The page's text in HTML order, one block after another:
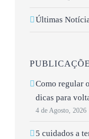
Últimas
Como regular
dicas para
4 de Agosto, 2026
5 cuidados a